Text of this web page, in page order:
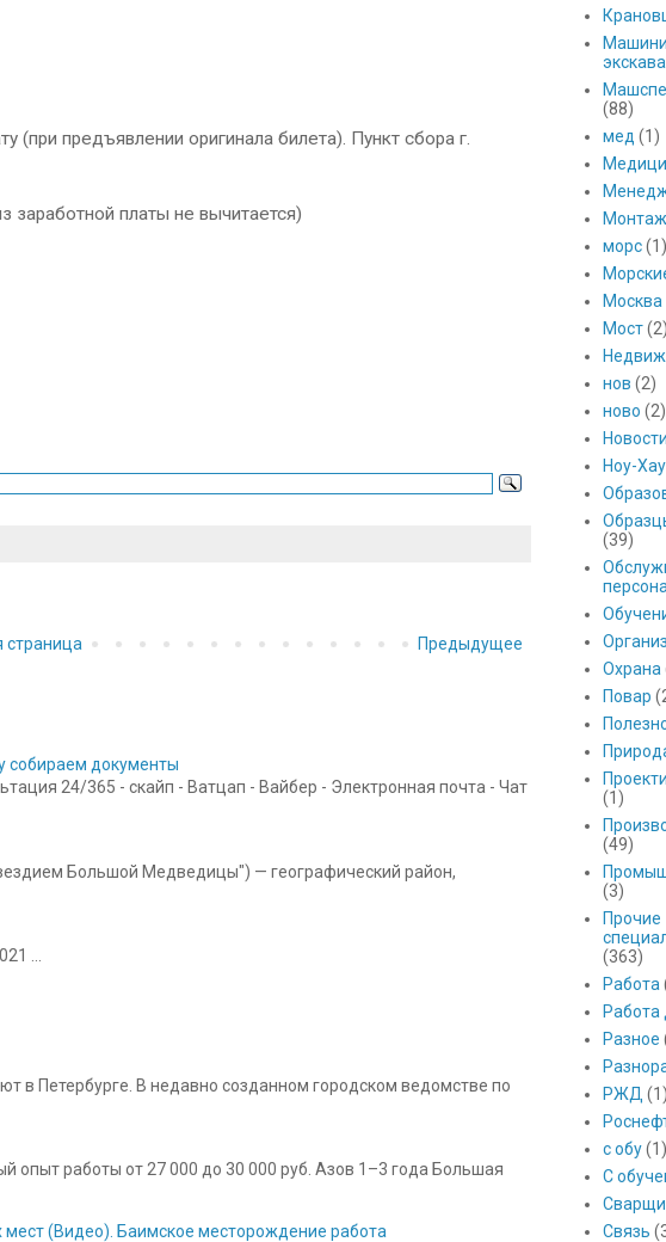
(при предъявлении оригинала билета). Пункт сбора г.
заработной платы не вычитается)
Предыдущее
страница
собираем документы
24/365 - скайп - Ватцап - Вайбер - Электронная почта - Чат
Большой Медведицы") — географический район,
...
в Петербурге. В недавно созданном городском ведомстве по
опыт работы от 27 000 до 30 000 руб. Азов 1–3 года Большая
мест (Видео). Баимское месторождение работа
(88)
мед (1)
морс (1)
Москва
Мост
нов (2)
ново (2)
Ноу-Хау
(39)
Охрана
Повар
(1)
(49)
(3)
Прочие
(363)
Работа
Работа
Разное
РЖД
с обу (1)
С
Связь